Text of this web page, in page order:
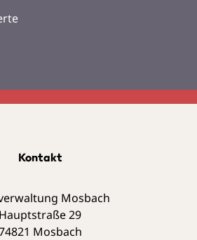
Kontakt
Mosbach
Hauptstraße 29
Mosbach